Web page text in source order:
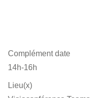
Complément date
14h-16h
Lieu(x)